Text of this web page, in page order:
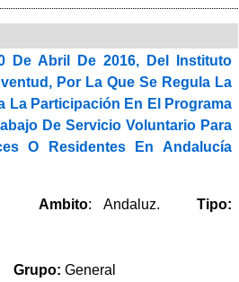
De Abril De 2016, Del Instituto
Por La Que Se Regula La
La Participación En El Programa
De Servicio Voluntario Para
O Residentes En Andalucía
Ambito: Andaluz.Tipo:
Grupo: General